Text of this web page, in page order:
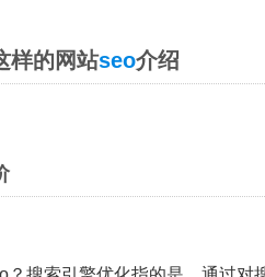
样的网站seo介绍